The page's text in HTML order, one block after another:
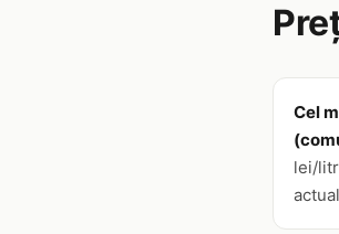
Cel
lei/